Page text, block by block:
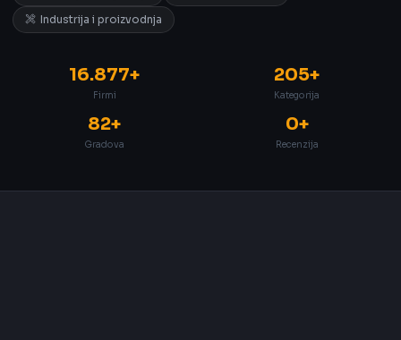
Industrija i proizvodnja
16.877+
Firmi
205+
Kategorija
82+
Gradova
0+
Recenzija